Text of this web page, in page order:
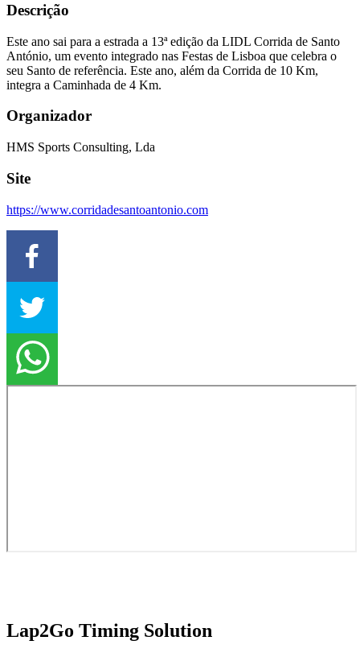
Descrição
Este ano sai para a estrada a 13ª edição da LIDL Corrida de Santo
António, um evento integrado nas Festas de Lisboa que celebra o
seu Santo de referência. Este ano, além da Corrida de 10 Km,
integra a Caminhada de 4 Km.
Organizador
HMS Sports Consulting, Lda
Site
https://www.corridadesantoantonio.com
Lap2Go Timing Solution